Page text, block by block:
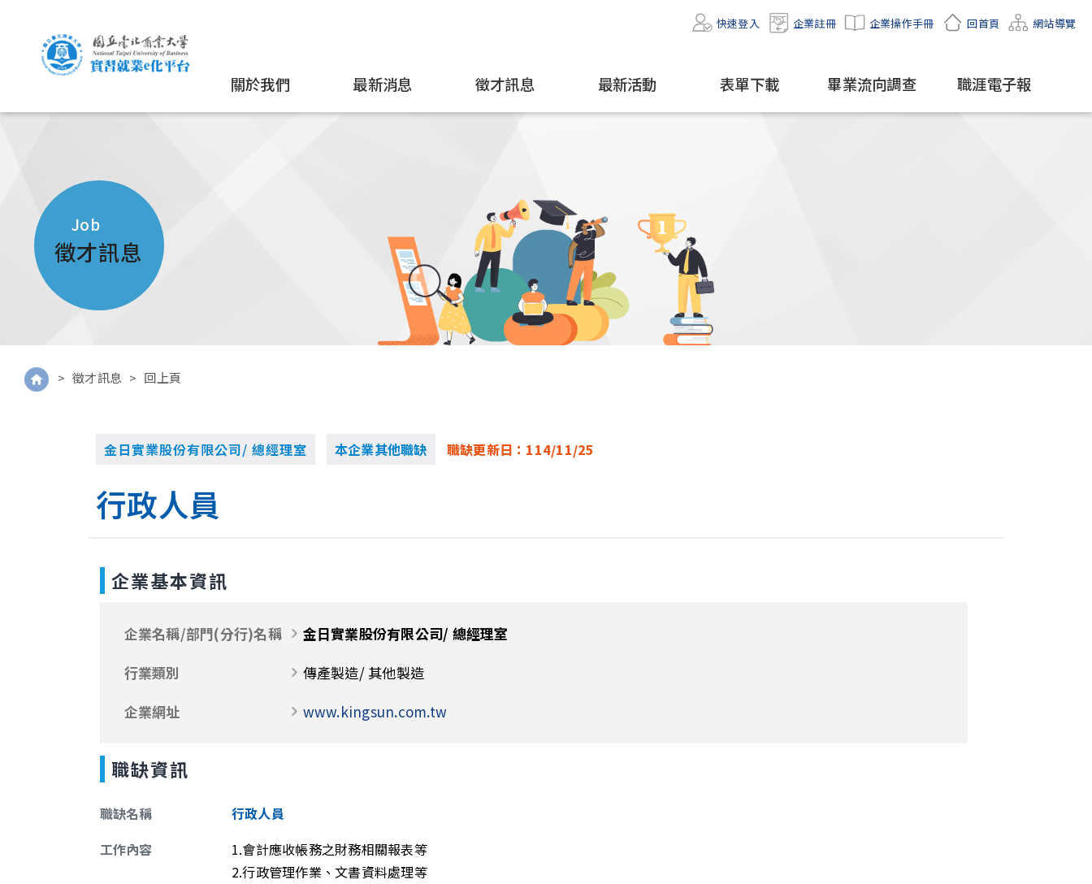
快速登入 企業註冊 企業操作手冊 回首頁 網站導覽
關於我們 最新消息 徵才訊息 最新活動 表單下載 畢業流向調查 職涯電子報
Job
徵才訊息
> 徵才訊息 > 回上頁
金日實業股份有限公司/ 總經理室 本企業其他職缺 職缺更新日： 114/11/25
行政人員
企業基本資訊
企業名稱/部門(分行)名稱
金日實業股份有限公司/ 總經理室
行業類別
傳產製造/ 其他製造
企業網址
www.kingsun.com.tw
職缺資訊
職缺名稱
行政人員
工作內容
1.會計應收帳務之財務相關報表等
2.行政管理作業、文書資料處理等